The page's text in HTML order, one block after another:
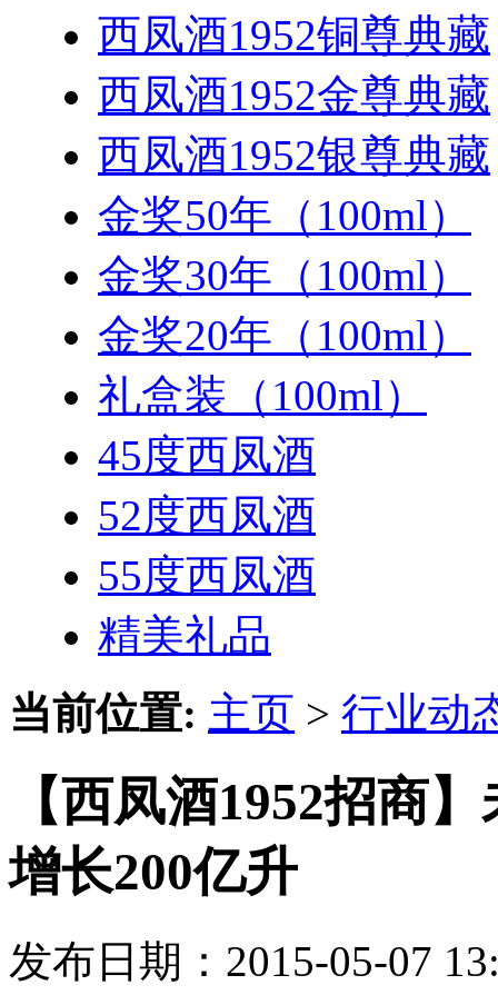
西凤酒1952铜尊典藏
西凤酒1952金尊典藏
西凤酒1952银尊典藏
金奖50年（100ml）
金奖30年（100ml）
金奖20年（100ml）
礼盒装（100ml）
45度西凤酒
52度西凤酒
55度西凤酒
精美礼品
当前位置: 主页 > 行业动
【西凤酒1952招商
增长200亿升
发布日期：2015-05-07